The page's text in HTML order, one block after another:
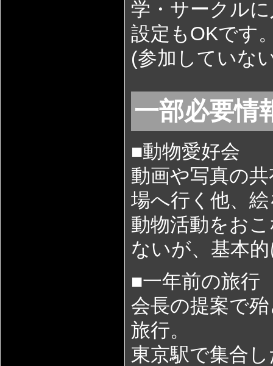
学・サークル
設定もOKです
(参加していな
一部必要情
■動物愛好会
動画や写真の
場へ行く他、
動物活動をお
ないが、基本
■一年前の旅行
会長の提案で
旅行。
東京駅で集合